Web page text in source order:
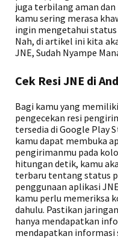
juga terbilang aman
kamu sering merasa
ingin mengetahui
Nah, di artikel ini kita
JNE, Sudah Nyampe
Cek Resi JNE di
Bagi kamu yang
pengecekan resi
tersedia di Google Play
kamu dapat membuka
pengirimanmu pada
hitungan detik, kamu
terbaru tentang status
penggunaan aplikasi
kamu perlu memeriksa
dahulu. Pastikan
hanya mendapatkan
mendapatkan informasi